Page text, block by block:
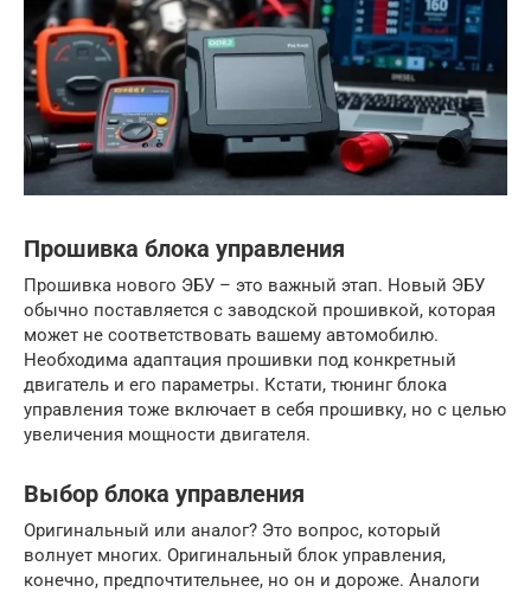
Прошивка блока управления
Прошивка нового ЭБУ – это важный этап. Новый ЭБУ
обычно поставляется с заводской прошивкой, которая
может не соответствовать вашему автомобилю.
Необходима адаптация прошивки под конкретный
двигатель и его параметры. Кстати, тюнинг блока
управления тоже включает в себя прошивку, но с целью
увеличения мощности двигателя.
Выбор блока управления
Оригинальный или аналог? Это вопрос, который
волнует многих. Оригинальный блок управления,
конечно, предпочтительнее, но он и дороже. Аналоги